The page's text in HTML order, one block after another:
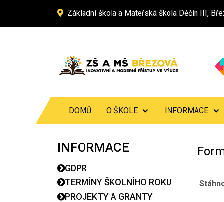
Základní škola a Mateřská škola Děčín III,
DOMŮ O ŠKOLE INFORMACE
INFORMACE
GDPR
TERMÍNY ŠKOLNÍHO ROKU
PROJEKTY A GRANTY